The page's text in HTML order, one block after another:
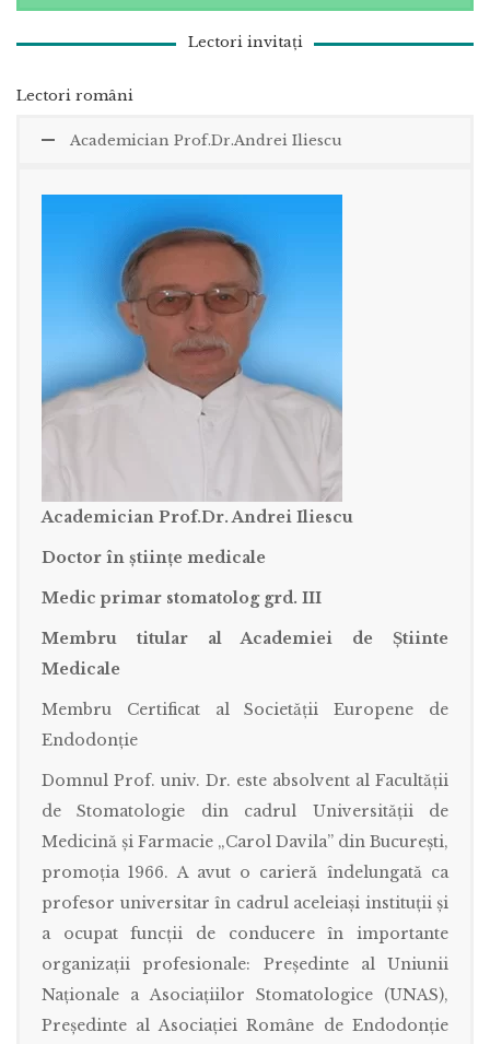
Lectori invitați
Lectori români
Academician Prof.Dr.Andrei Iliescu
Academician Prof.Dr. Andrei Iliescu
Doctor în ştiințe medicale
Medic primar stomatolog grd. III
Membru titular al Academiei de Ştiinte
Medicale
Membru Certificat al Societății Europene de
Endodonție
Domnul Prof. univ. Dr. este absolvent al Facultății
de Stomatologie din cadrul Universității de
Medicină și Farmacie „Carol Davila” din București,
promoția 1966. A avut o carieră îndelungată ca
profesor universitar în cadrul aceleiași instituții și
a ocupat funcții de conducere în importante
organizații profesionale: Președinte al Uniunii
Naționale a Asociațiilor Stomatologice (UNAS),
Președinte al Asociației Române de Endodonție